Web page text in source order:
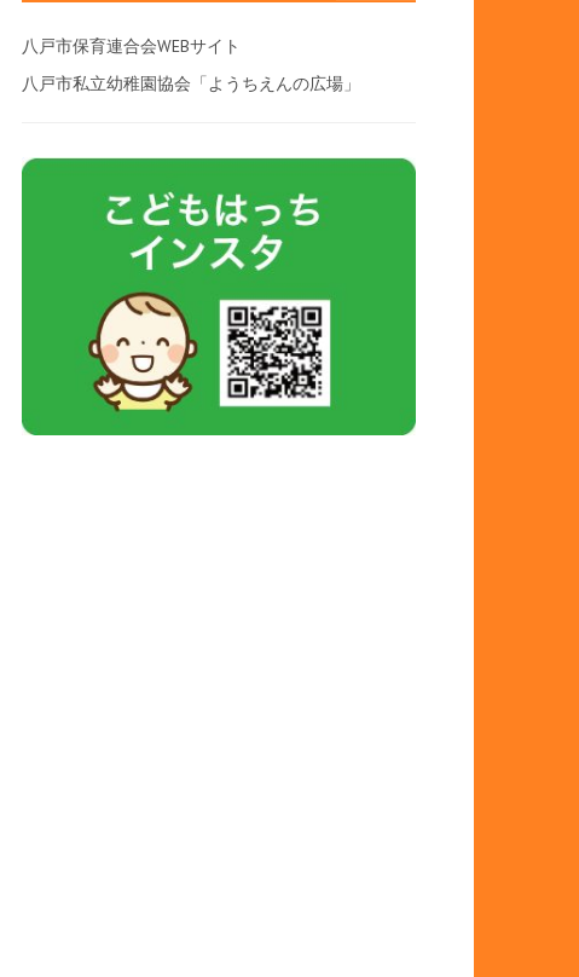
八戸市保育連合会WEBサイト
八戸市私立幼稚園協会「ようちえんの広場」